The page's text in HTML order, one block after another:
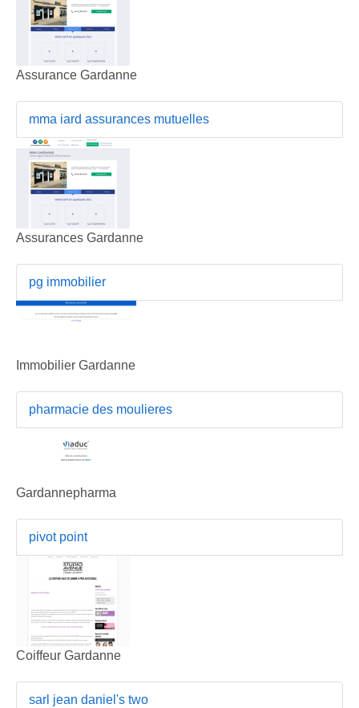
Assurance Gardanne
mma iard assurances mutuelles
Assurances Gardanne
pg immobilier
Immobilier Gardanne
pharmacie des moulieres
Gardannepharma
pivot point
Coiffeur Gardanne
sarl jean daniel's two